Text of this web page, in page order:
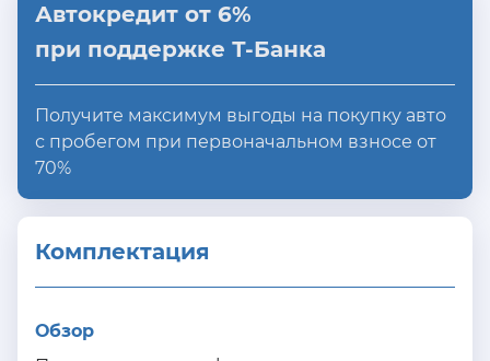
Автокредит от 6%
при поддержке Т-Банка
Получите максимум выгоды на покупку авто
с пробегом при первоначальном взносе от
70%
Комплектация
Обзор